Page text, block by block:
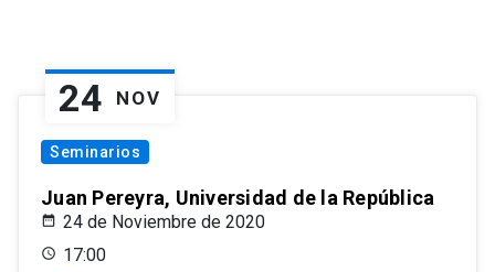
24 NOV
Seminarios
Juan Pereyra, Universidad de la República
24 de Noviembre de 2020
17:00